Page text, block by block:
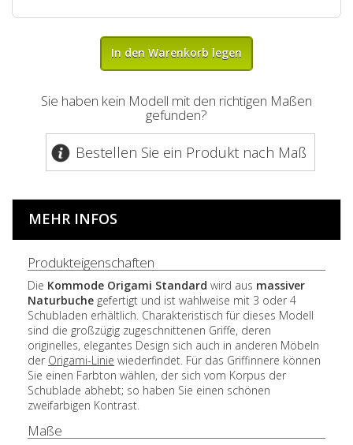
In den Warenkorb legen
Sie haben kein Modell mit den richtigen Maßen
gefunden?
Bestellen Sie ein Produkt nach Maß
MEHR INFOS
Produkteigenschaften
Die Kommode Origami Standard wird aus massiver
Naturbuche gefertigt und ist wahlweise mit 3 oder 4
Schubladen erhältlich. Charakteristisch für dieses Modell
sind die großzügig zugeschnittenen Griffe, deren
originelles, elegantes Design sich auch in anderen Möbeln
der Origami-Linie wiederfindet. Für das Griffinnere können
Sie einen Farbton wählen, der sich vom Korpus der
Schublade abhebt; so haben Sie einen schönen
zweifarbigen Kontrast.
Maße